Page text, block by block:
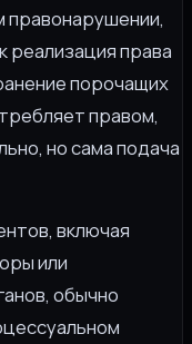
правонарушении,
реализация права
порочащих
правом,
но сама подача
включая
или
обычно